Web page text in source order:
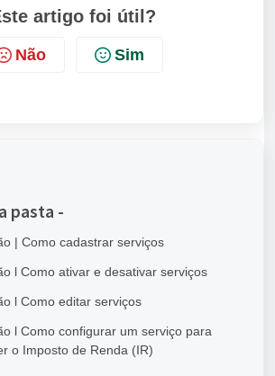
artigo foi útil?
Não Sim
pasta -
| Como cadastrar serviços
l Como ativar e desativar serviços
l Como editar serviços
l Como configurar um serviço para
o Imposto de Renda (IR)